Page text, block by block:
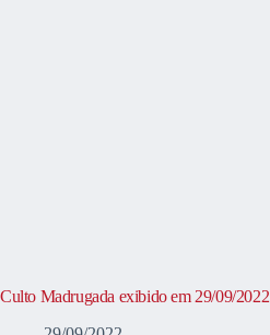
Culto Madrugada exibido em 29/09/2022